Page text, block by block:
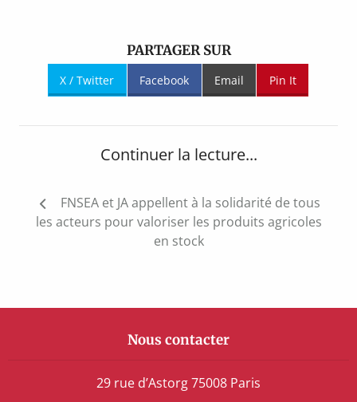
PARTAGER SUR
X / Twitter Facebook Email Pin It
Continuer la lecture...
Navigation
de
FNSEA et JA appellent à la solidarité de tous
les acteurs pour valoriser les produits agricoles
en stock
Nous contacter
29 rue d’Astorg 75008 Paris